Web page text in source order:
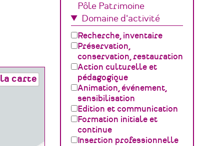
carte
Pôle Patrimoine
Domaine d'activité
Recherche, inventaire
Préservation,
conservation, restauration
Action culturelle et
pédagogique
Animation, événement,
sensibilisation
Edition et communication
Formation initiale et
continue
Insertion professionnelle